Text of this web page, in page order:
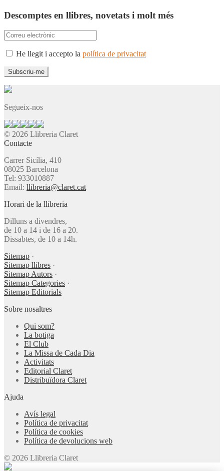
Descomptes en llibres, novetats i molt més
He llegit i accepto la política de privacitat
Segueix-nos
© 2026 Llibreria Claret
Contacte
Carrer Sicília, 410
08025 Barcelona
Tel: 933010887
Email: llibreria@claret.cat
Horari de la llibreria
Dilluns a divendres,
de 10 a 14 i de 16 a 20.
Dissabtes, de 10 a 14h.
Sitemap ·
Sitemap llibres ·
Sitemap Autors ·
Sitemap Categories ·
Sitemap Editorials
Sobre nosaltres
Qui som?
La botiga
El Club
La Missa de Cada Dia
Activitats
Editorial Claret
Distribuïdora Claret
Ajuda
Avís legal
Política de privacitat
Política de cookies
Política de devolucions web
© 2026 Llibreria Claret